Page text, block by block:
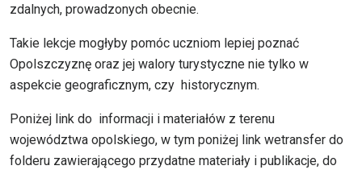
zdalnych, prowadzonych obecnie.
Takie lekcje mogłyby pomóc uczniom lepiej poznać
Opolszczyznę oraz jej walory turystyczne nie tylko w
aspekcie geograficznym, czy historycznym.
Poniżej link do informacji i materiałów z terenu
województwa opolskiego, w tym poniżej link wetransfer do
folderu zawierającego przydatne materiały i publikacje, do